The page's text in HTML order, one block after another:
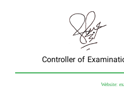
Controller of
Website: